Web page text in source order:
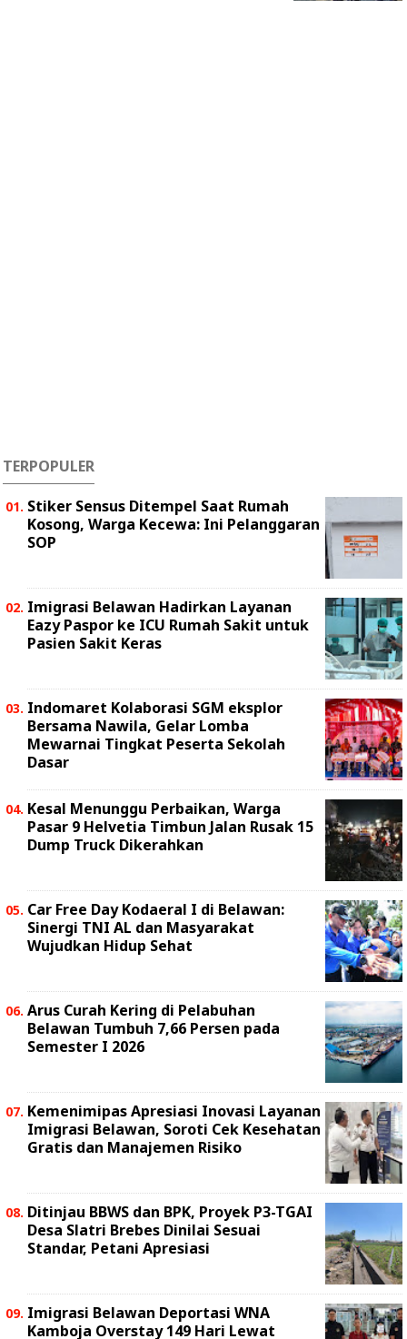
TERPOPULER
Stiker Sensus Ditempel Saat Rumah
Kosong, Warga Kecewa: Ini Pelanggaran
SOP
Imigrasi Belawan Hadirkan Layanan
Eazy Paspor ke ICU Rumah Sakit untuk
Pasien Sakit Keras
Indomaret Kolaborasi SGM eksplor
Bersama Nawila, Gelar Lomba
Mewarnai Tingkat Peserta Sekolah
Dasar
Kesal Menunggu Perbaikan, Warga
Pasar 9 Helvetia Timbun Jalan Rusak 15
Dump Truck Dikerahkan
Car Free Day Kodaeral I di Belawan:
Sinergi TNI AL dan Masyarakat
Wujudkan Hidup Sehat
Arus Curah Kering di Pelabuhan
Belawan Tumbuh 7,66 Persen pada
Semester I 2026
Kemenimipas Apresiasi Inovasi Layanan
Imigrasi Belawan, Soroti Cek Kesehatan
Gratis dan Manajemen Risiko
Ditinjau BBWS dan BPK, Proyek P3-TGAI
Desa Slatri Brebes Dinilai Sesuai
Standar, Petani Apresiasi
Imigrasi Belawan Deportasi WNA
Kamboja Overstay 149 Hari Lewat